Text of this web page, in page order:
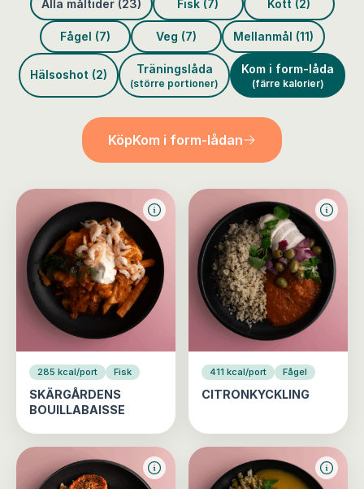
Alla måltider (23) Fisk (7) Kött (2)
Fågel (7) Veg (7) Mellanmål (11)
Hälsoshot (2) Träningslåda
(större portioner)
Kom i form-låda
(färre kalorier)
KöpKom i form-lådan
285 kcal/port Fisk
SKÄRGÅRDENS
BOUILLABAISSE
411 kcal/port Fågel
CITRONKYCKLING